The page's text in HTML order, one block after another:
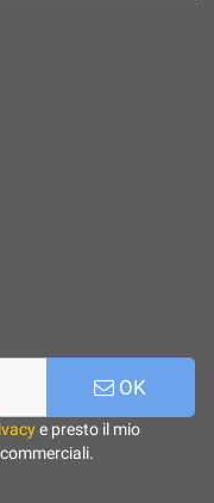
OK
e presto il mio